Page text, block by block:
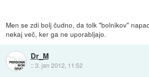
Men se zdi bolj čudno, da tolk "bolnikov"
nekaj več, ker ga ne uporabljajo.
Dr_M
::3. jan 2012, 11:52